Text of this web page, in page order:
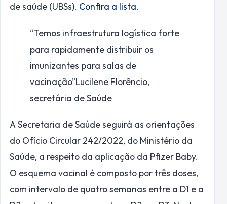
de saúde (UBSs). Confira a lista.
“Temos infraestrutura logística forte
para rapidamente distribuir os
imunizantes para salas de
vacinação”Lucilene Florêncio,
secretária de Saúde
A Secretaria de Saúde seguirá as orientações
do Ofício Circular 242/2022, do Ministério da
Saúde, a respeito da aplicação da Pfizer Baby.
O esquema vacinal é composto por três doses,
com intervalo de quatro semanas entre a D1 e a